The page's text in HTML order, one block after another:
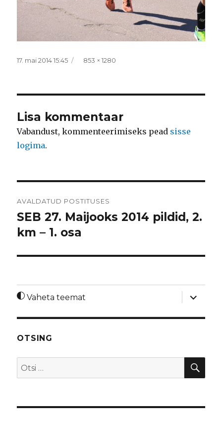
Postitatud
17. mai 2014 15:45 Täissuurus
853 × 1280
Lisa kommentaar
Vabandust, kommenteerimiseks pead sisse
logima.
AVALDATUD POSTITUSES
SEB 27. Maijooks 2014 pildid, 2.
km – 1. osa
Vaheta teemat
laienda
OTSING
Otsi: